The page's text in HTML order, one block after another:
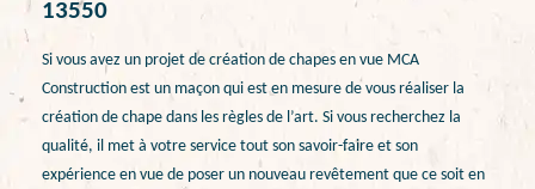
13550
Si vous avez un projet de création de chapes en vue MCA
Construction est un maçon qui est en mesure de vous réaliser la
création de chape dans les règles de l’art. Si vous recherchez la
qualité, il met à votre service tout son savoir-faire et son
expérience en vue de poser un nouveau revêtement que ce soit en